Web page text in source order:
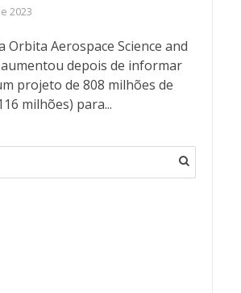
2023
Orbita Aerospace Science and
depois de informar
projeto de 808 milhões de
milhões) para...